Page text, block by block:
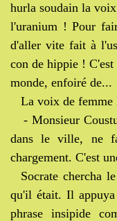
hurla soudain la
l'uranium ! Pour
d'aller vite fait à
con de hippie !
monde, enfoiré de...
La voix de femme
- Monsieur
dans le ville, ne
chargement. C'est
Socrate chercha
qu'il était. Il
phrase insipide